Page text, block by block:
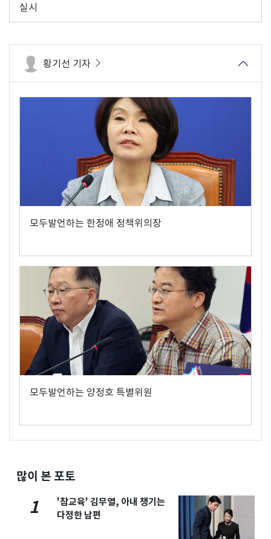
실시
황기선 기자
모두발언하는 한정애 정책위의장
모두발언하는 양정호 특별위원
많이 본 포토
1
'참교육' 김무열, 아내 챙기는
다정한 남편